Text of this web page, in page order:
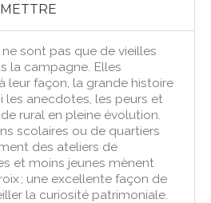
sont pas que de vieilles
la campagne. Elles
leur façon, la grande histoire
les anecdotes, les peurs et
rural en pleine évolution.
scolaires ou de quartiers
des ateliers de
et moins jeunes mènent
; une excellente façon de
la curiosité patrimoniale.